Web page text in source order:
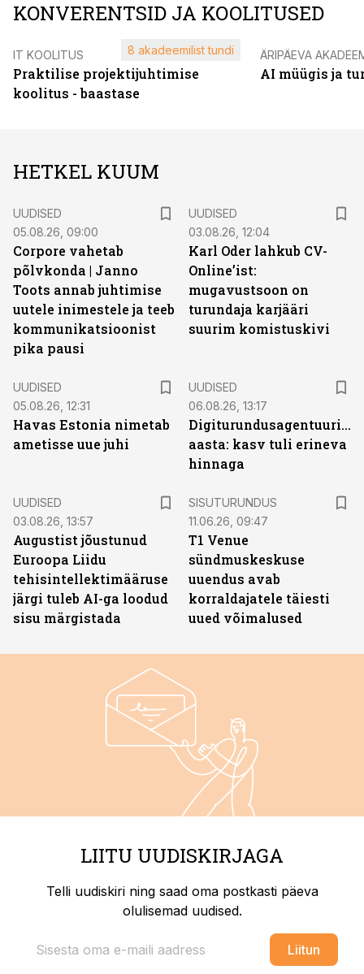
KONVERENTSID JA KOOLITUSED
IT KOOLITUS
Praktilise projektijuhtimise
koolitus - baastase
8 akadeemilist tundi ÄRIPÄEVA
AI müügis ja
HETKEL KUUM
UUDISED
05.08.26, 09:00
Corpore vahetab
põlvkonda | Janno
Toots annab juhtimise
uutele inimestele ja teeb
kommunikatsioonist
pika pausi
UUDISED
03.08.26, 12:04
Karl Oder lahkub CV-
Online’ist:
mugavustsoon on
turundaja karjääri
suurim komistuskivi
UUDISED
05.08.26, 12:31
Havas Estonia nimetab
ametisse uue juhi
UUDISED
06.08.26, 13:17
Digiturundusagentuuride
aasta: kasv tuli erineva
hinnaga
UUDISED
03.08.26, 13:57
Augustist jõustunud
Euroopa Liidu
tehisintellektimääruse
järgi tuleb AI-ga loodud
sisu märgistada
SISUTURUNDUS
11.06.26, 09:47
T1 Venue
sündmuskeskuse
uuendus avab
korraldajatele täiesti
uued võimalused
LIITU UUDISKIRJAGA
Telli uudiskiri ning saad oma postkasti päeva
olulisemad uudised.
Liitun